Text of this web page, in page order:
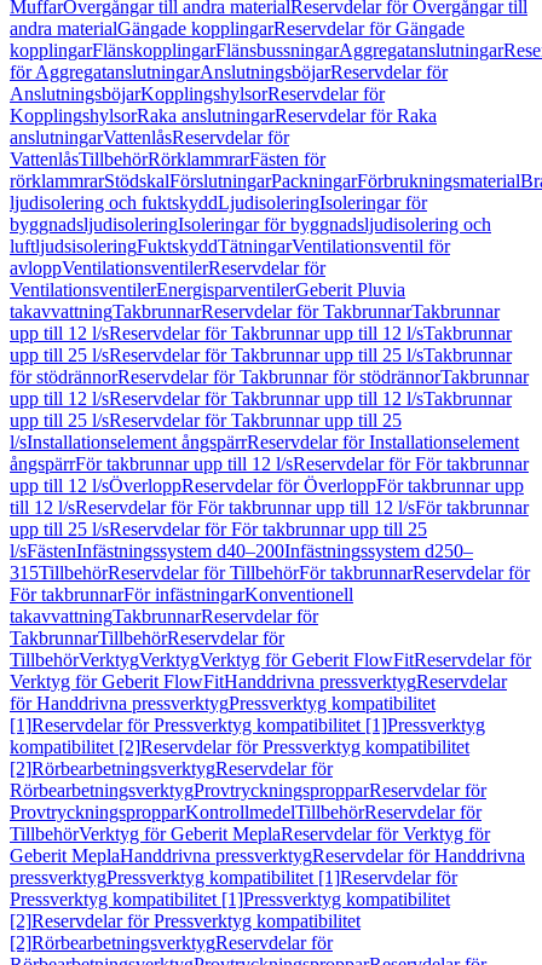
MuffarÖvergångar till andra materialReservdelar för Övergångar till
andra materialGängade kopplingarReservdelar för Gängade
kopplingarFlänskopplingarFlänsbussningarAggregatanslutningar
för AggregatanslutningarAnslutningsböjarReservdelar för
AnslutningsböjarKopplingshylsorReservdelar för
KopplingshylsorRaka anslutningarReservdelar för Raka
anslutningarVattenlåsReservdelar för
VattenlåsTillbehörRörklammrarFästen för
rörklammrarStödskalFörslutningarPackningarFörbrukningsmaterial
ljudisolering och fuktskyddLjudisoleringIsoleringar för
byggnadsljudisoleringIsoleringar för byggnadsljudisolering och
luftljudsisoleringFuktskyddTätningarVentilationsventil för
avloppVentilationsventilerReservdelar för
VentilationsventilerEnergisparventilerGeberit Pluvia
takavvattningTakbrunnarReservdelar för TakbrunnarTakbrunnar
upp till 12 l/sReservdelar för Takbrunnar upp till 12 l/sTakbrunnar
upp till 25 l/sReservdelar för Takbrunnar upp till 25 l/sTakbrunnar
för stödrännorReservdelar för Takbrunnar för stödrännorTakbrunnar
upp till 12 l/sReservdelar för Takbrunnar upp till 12 l/sTakbrunnar
upp till 25 l/sReservdelar för Takbrunnar upp till 25
l/sInstallationselement ångspärrReservdelar för Installationselement
ångspärrFör takbrunnar upp till 12 l/sReservdelar för För takbrunnar
upp till 12 l/sÖverloppReservdelar för ÖverloppFör takbrunnar upp
till 12 l/sReservdelar för För takbrunnar upp till 12 l/sFör takbrunnar
upp till 25 l/sReservdelar för För takbrunnar upp till 25
l/sFästenInfästningssystem d40–200Infästningssystem d250–
315TillbehörReservdelar för TillbehörFör takbrunnarReservdelar för
För takbrunnarFör infästningarKonventionell
takavvattningTakbrunnarReservdelar för
TakbrunnarTillbehörReservdelar för
TillbehörVerktygVerktygVerktyg för Geberit FlowFitReservdelar för
Verktyg för Geberit FlowFitHanddrivna pressverktygReservdelar
för Handdrivna pressverktygPressverktyg kompatibilitet
[1]Reservdelar för Pressverktyg kompatibilitet [1]Pressverktyg
kompatibilitet [2]Reservdelar för Pressverktyg kompatibilitet
[2]RörbearbetningsverktygReservdelar för
RörbearbetningsverktygProvtryckningspropparReservdelar för
ProvtryckningspropparKontrollmedelTillbehörReservdelar för
TillbehörVerktyg för Geberit MeplaReservdelar för Verktyg för
Geberit MeplaHanddrivna pressverktygReservdelar för Handdrivna
pressverktygPressverktyg kompatibilitet [1]Reservdelar för
Pressverktyg kompatibilitet [1]Pressverktyg kompatibilitet
[2]Reservdelar för Pressverktyg kompatibilitet
[2]RörbearbetningsverktygReservdelar för